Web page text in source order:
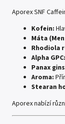
Aporex SNF
Kofein:
Máta
Rhodiola
Alpha GPC:
Panax
Aroma:
Stearan
Aporex nabízí